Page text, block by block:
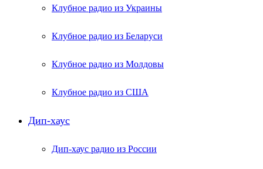
Клубное радио из Украины
Клубное радио из Беларуси
Клубное радио из Молдовы
Клубное радио из США
Дип-хаус
Дип-хаус радио из России